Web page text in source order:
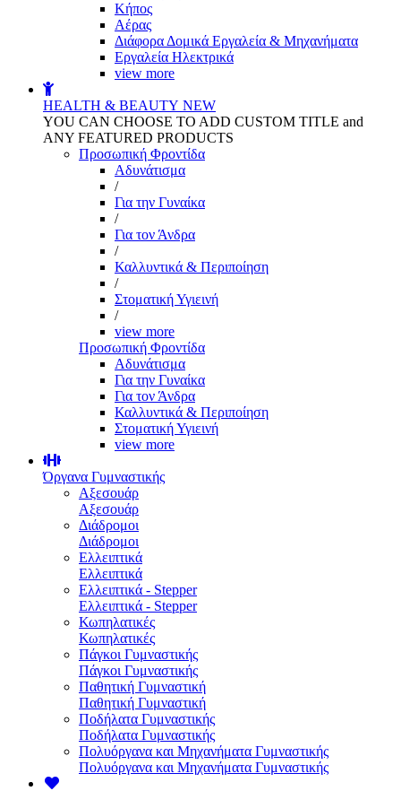
Kήπος
Αέρας
Διάφορα Δομικά Εργαλεία & Μηχανήματα
Εργαλεία Ηλεκτρικά
view more
HEALTH & BEAUTY NEW
YOU CAN CHOOSE TO ADD CUSTOM TITLE and
ANY FEATURED PRODUCTS
Προσωπική Φροντίδα
Αδυνάτισμα
/
Για την Γυναίκα
/
Για τον Άνδρα
/
Καλλυντικά & Περιποίηση
/
Στοματική Υγιεινή
/
view more
Προσωπική Φροντίδα
Αδυνάτισμα
Για την Γυναίκα
Για τον Άνδρα
Καλλυντικά & Περιποίηση
Στοματική Υγιεινή
view more
Όργανα Γυμναστικής
Αξεσουάρ
Αξεσουάρ
Διάδρομοι
Διάδρομοι
Ελλειπτικά
Ελλειπτικά
Ελλειπτικά - Stepper
Ελλειπτικά - Stepper
Κωπηλατικές
Κωπηλατικές
Πάγκοι Γυμναστικής
Πάγκοι Γυμναστικής
Παθητική Γυμναστική
Παθητική Γυμναστική
Ποδήλατα Γυμναστικής
Ποδήλατα Γυμναστικής
Πολυόργανα και Μηχανήματα Γυμναστικής
Πολυόργανα και Μηχανήματα Γυμναστικής